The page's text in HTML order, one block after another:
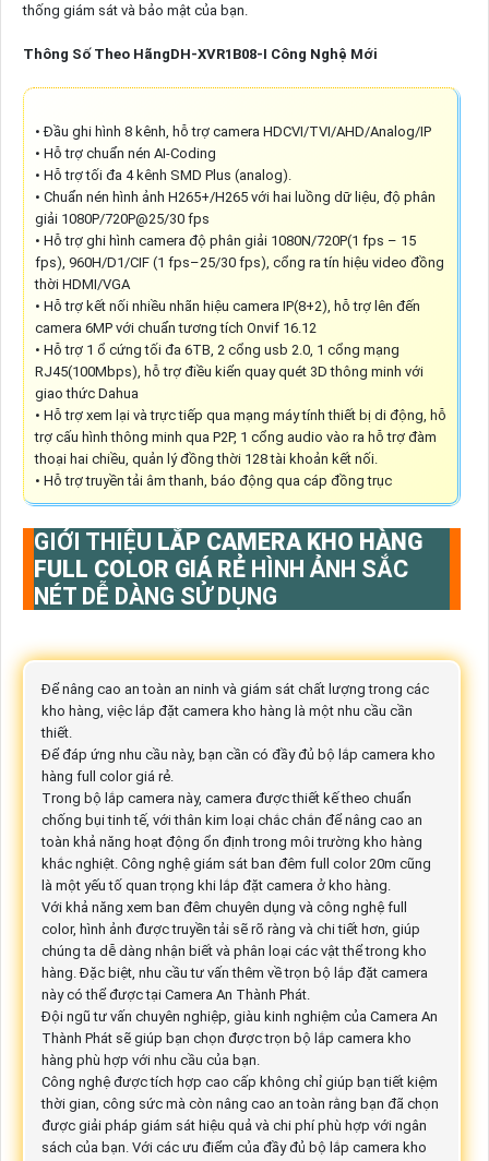
thống giám sát và bảo mật của bạn.
Thông Số Theo HãngDH-XVR1B08-I Công Nghệ Mới
• Đầu ghi hình 8 kênh, hỗ trợ camera HDCVI/TVI/AHD/Analog/IP
• Hỗ trợ chuẩn nén AI-Coding
• Hỗ trợ tối đa 4 kênh SMD Plus (analog).
• Chuẩn nén hình ảnh H265+/H265 với hai luồng dữ liệu, độ phân
giải 1080P/720P@25/30 fps
• Hỗ trợ ghi hình camera độ phân giải 1080N/720P(1 fps – 15
fps), 960H/D1/CIF (1 fps–25/30 fps), cổng ra tín hiệu video đồng
thời HDMI/VGA
• Hỗ trợ kết nối nhiều nhãn hiệu camera IP(8+2), hỗ trợ lên đến
camera 6MP với chuẩn tương tích Onvif 16.12
• Hỗ trợ 1 ổ cứng tối đa 6TB, 2 cổng usb 2.0, 1 cổng mạng
RJ45(100Mbps), hỗ trợ điều kiển quay quét 3D thông minh với
giao thức Dahua
• Hỗ trợ xem lại và trực tiếp qua mạng máy tính thiết bị di động, hỗ
trợ cấu hình thông minh qua P2P, 1 cổng audio vào ra hỗ trợ đàm
thoại hai chiều, quản lý đồng thời 128 tài khoản kết nối.
• Hỗ trợ truyền tải âm thanh, báo động qua cáp đồng trục
GIỚI THIỆU LẮP CAMERA KHO HÀNG
FULL COLOR GIÁ RẺ HÌNH ẢNH SẮC
NÉT DỄ DÀNG SỬ DỤNG
Để nâng cao an toàn an ninh và giám sát chất lượng trong các
kho hàng, việc lắp đặt camera kho hàng là một nhu cầu cần
thiết.
Để đáp ứng nhu cầu này, bạn cần có đầy đủ bộ lắp camera kho
hàng full color giá rẻ.
Trong bộ lắp camera này, camera được thiết kế theo chuẩn
chống bụi tinh tế, với thân kim loại chắc chắn để nâng cao an
toàn khả năng hoạt động ổn định trong môi trường kho hàng
khắc nghiệt. Công nghệ giám sát ban đêm full color 20m cũng
là một yếu tố quan trọng khi lắp đặt camera ở kho hàng.
Với khả năng xem ban đêm chuyên dụng và công nghệ full
color, hình ảnh được truyền tải sẽ rõ ràng và chi tiết hơn, giúp
chúng ta dễ dàng nhận biết và phân loại các vật thể trong kho
hàng. Đặc biệt, nhu cầu tư vấn thêm về trọn bộ lắp đặt camera
này có thể được tại Camera An Thành Phát.
Đội ngũ tư vấn chuyên nghiệp, giàu kinh nghiệm của Camera An
Thành Phát sẽ giúp bạn chọn được trọn bộ lắp camera kho
hàng phù hợp với nhu cầu của bạn.
Công nghệ được tích hợp cao cấp không chỉ giúp bạn tiết kiệm
thời gian, công sức mà còn nâng cao an toàn rằng bạn đã chọn
được giải pháp giám sát hiệu quả và chi phí phù hợp với ngân
sách của bạn. Với các ưu điểm của đầy đủ bộ lắp camera kho